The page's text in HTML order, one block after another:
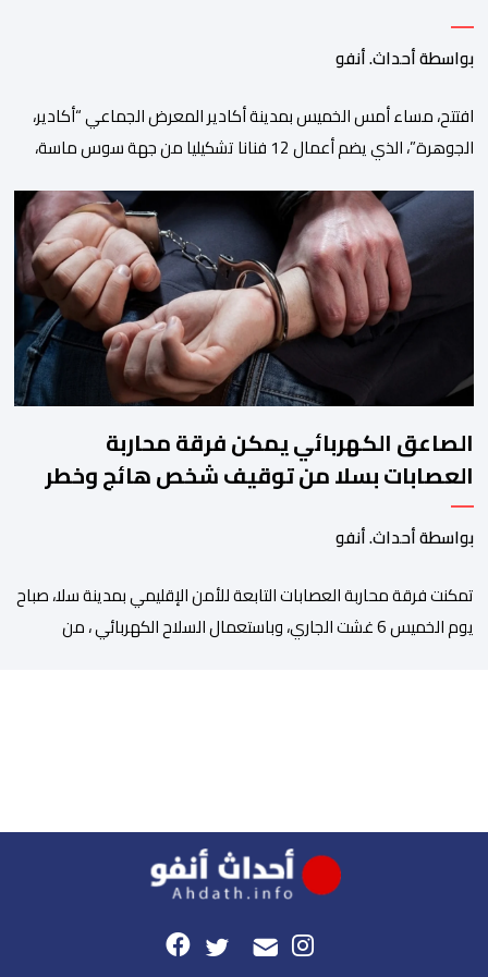
بواسطة أحداث. أنفو
افتتح، مساء أمس الخميس بمدينة أكادير المعرض الجماعي “أكادير،
الجوهرة”، الذي يضم أعمال 12 فنانا تشكيليا من جهة سوس ماسة،
لـ”فضاء إكسبو أكادير” الجديد، الذي يطمح إلى أن يصبح فضاء دائما
مخصصا للتعريف بإبداعات ومواهب الجهة وخارجها. ويجمع معرض
“أكادير، الجوهرة”، الذي تنظمه مؤسسة […]
الصاعق الكهربائي يمكن فرقة محاربة
العصابات بسلا من توقيف شخص هائج وخطر
بواسطة أحداث. أنفو
تمكنت فرقة محاربة العصابات التابعة للأمن الإقليمي بمدينة سلا، صباح
يوم الخميس 6 غشت الجاري، وباستعمال السلاح الكهربائي ، من